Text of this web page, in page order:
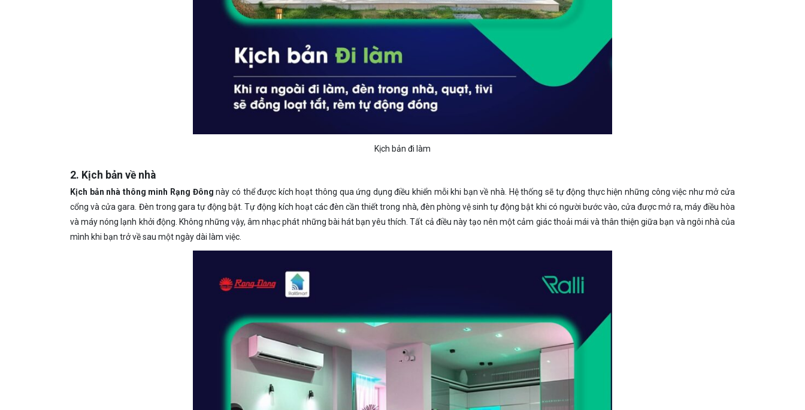
Kịch bản đi làm
2. Kịch bản về nhà
Kịch bản nhà thông minh Rạng Đông này có thể được kích hoạt thông qua ứng dụng điều khiển mỗi khi bạn về nhà. Hệ thống sẽ tự động thực hiện những công việc như mở cửa
cổng và cửa gara. Đèn trong gara tự động bật. Tự động kích hoạt các đèn cần thiết trong nhà, đèn phòng vệ sinh tự động bật khi có người bước vào, cửa được mở ra, máy điều hòa
và máy nóng lạnh khởi động. Không những vậy, âm nhạc phát những bài hát bạn yêu thích. Tất cả điều này tạo nên một cảm giác thoải mái và thân thiện giữa bạn và ngôi nhà của
mình khi bạn trở về sau một ngày dài làm việc.